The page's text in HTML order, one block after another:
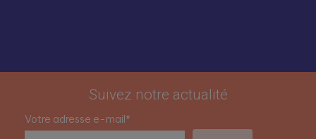
Suivez notre actualité
Votre adresse e-mail*